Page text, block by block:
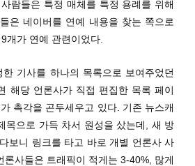
람들은 특정 매체를 특정 용례를 위해
은 네이버를 연예 내용을 찾는 쪽으로
개가 연예 관련이었다.
기사를 하나의 목록으로 보여주었던
해당 언론사가 직접 편집한 목록 페이
촉각을 곤두세우고 있다. 기존 뉴스캐
목으로 가득 차서 원성을 샀는데, 새 방
보니 링크를 타고 바로 개별 언론사 사
사들은 트래픽이 적게는 3-40%, 많게